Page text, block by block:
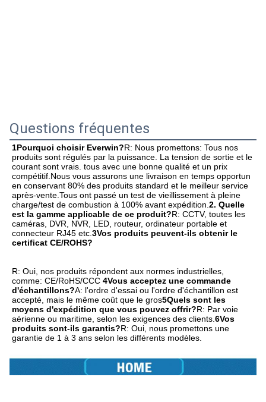
Questions fréquentes
1Pourquoi choisir Everwin?R: Nous promettons: Tous nos
produits sont régulés par la puissance. La tension de sortie et le
courant sont vrais. tous avec une bonne qualité et un prix
compétitif.Nous vous assurons une livraison en temps opportun
en conservant 80% des produits standard et le meilleur service
après-vente.Tous ont passé un test de vieillissement à pleine
charge/test de combustion à 100% avant expédition. 2. Quelle
est la gamme applicable de ce produit?R: CCTV, toutes les
caméras, DVR, NVR, LED, routeur, ordinateur portable et
connecteur RJ45 etc. 3Vos produits peuvent-ils obtenir le
certificat CE/ROHS?
R: Oui, nos produits répondent aux normes industrielles,
comme: CE/RoHS/CCC 4Vous acceptez une commande
d'échantillons?A: l'ordre d'essai ou l'ordre d'échantillon est
accepté, mais le même coût que le gros5Quels sont les
moyens d'expédition que vous pouvez offrir?R: Par voie
aérienne ou maritime, selon les exigences des clients. 6Vos
produits sont-ils garantis?R: Oui, nous promettons une
garantie de 1 à 3 ans selon les différents modèles.